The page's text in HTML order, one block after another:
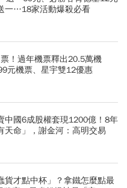
一…18家活動爆殺必看
！過年機票釋出20.5萬機
元機票、星宇雙12優惠
中國6成股權套現1200億！8年
天命」，謝金河：高明交易
貨才點中杯」？拿鐵怎麼點最